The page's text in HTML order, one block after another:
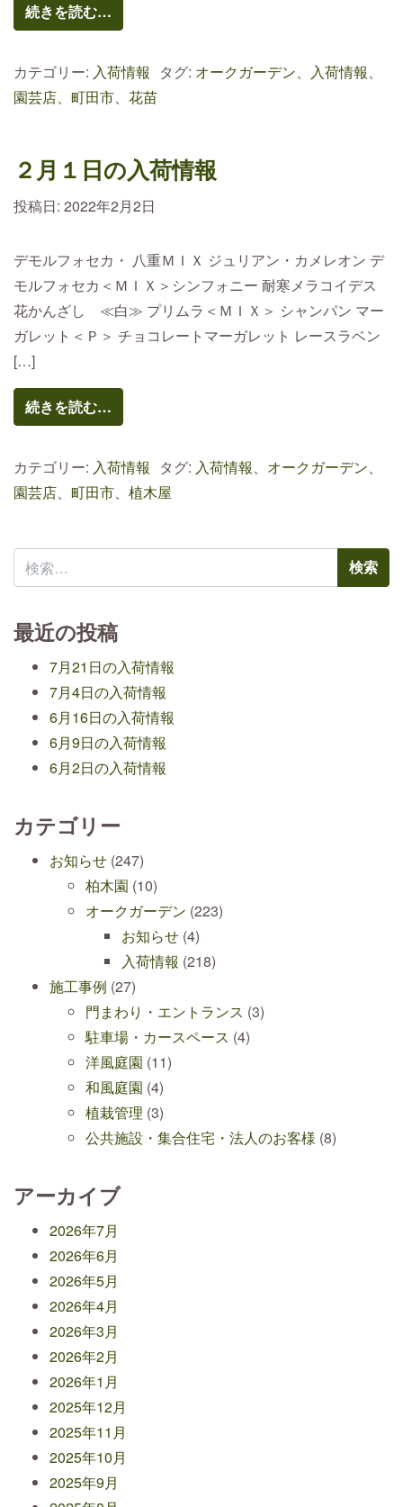
続きを読む…
カテゴリー: 入荷情報 タグ: オークガーデン、入荷情報、
園芸店、町田市、花苗
２月１日の入荷情報
投稿日: 2022年2月2日
デモルフォセカ・ 八重ＭＩＸ ジュリアン・カメレオン デ
モルフォセカ＜ＭＩＸ＞シンフォニー 耐寒メラコイデス
花かんざし ≪白≫ プリムラ＜ＭＩＸ＞ シャンパン マー
ガレット＜Ｐ＞ チョコレートマーガレット レースラベン
[…]
続きを読む…
カテゴリー: 入荷情報 タグ: 入荷情報、オークガーデン、
園芸店、町田市、植木屋
検索:
最近の投稿
7月21日の入荷情報
7月4日の入荷情報
6月16日の入荷情報
6月9日の入荷情報
6月2日の入荷情報
カテゴリー
お知らせ (247)
柏木園 (10)
オークガーデン (223)
お知らせ (4)
入荷情報 (218)
施工事例 (27)
門まわり・エントランス (3)
駐車場・カースペース (4)
洋風庭園 (11)
和風庭園 (4)
植栽管理 (3)
公共施設・集合住宅・法人のお客様 (8)
アーカイブ
2026年7月
2026年6月
2026年5月
2026年4月
2026年3月
2026年2月
2026年1月
2025年12月
2025年11月
2025年10月
2025年9月